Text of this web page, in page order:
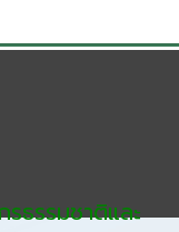
ธรรมชาติและ